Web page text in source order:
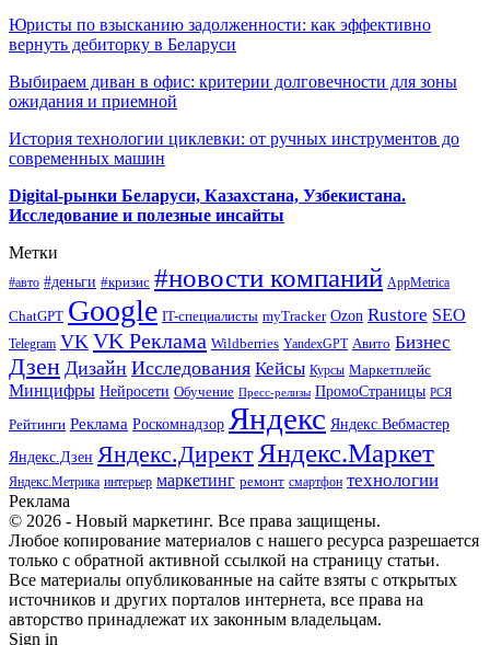
Юристы по взысканию задолженности: как эффективно
вернуть дебиторку в Беларуси
Выбираем диван в офис: критерии долговечности для зоны
ожидания и приемной
История технологии циклевки: от ручных инструментов до
современных машин
Digital-рынки Беларуси, Казахстана, Узбекистана.
Исследование и полезные инсайты
Метки
#авто #деньги #кризис #новости компаний AppMetrica
ChatGPT Google IT-специалисты myTracker Ozon Rustore SEO
Telegram VK VK Реклама Wildberries YandexGPT Авито Бизнес
Дзен Дизайн Исследования Кейсы Курсы Маркетплейс
Минцифры Нейросети Обучение Пресс-релизы ПромоСтраницы РСЯ
Рейтинги Реклама Роскомнадзор Яндекс Яндекс.Вебмастер
Яндекс.Дзен Яндекс.ДиректЯндекс.Маркет
Яндекс.Метрика интерьер маркетинг ремонт смартфон технологии
Реклама
© 2026 - Новый маркетинг. Все права защищены.
Любое копирование материалов с нашего ресурса разрешается
только с обратной активной ссылкой на страницу статьи.
Все материалы опубликованные на сайте взяты с открытых
источников и других порталов интернета, все права на
авторство принадлежат их законным владельцам.
Sign in